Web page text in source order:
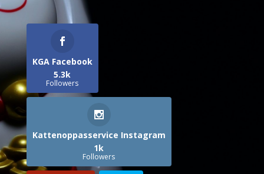
KGA Facebook
5.3k
Followers
Kattenoppasservice Instagram
1k
Followers